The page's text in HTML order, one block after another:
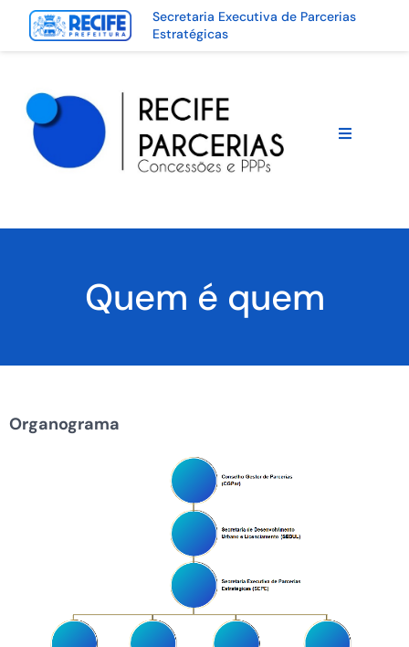
Secretaria Executiva de Parcerias
Estratégicas
Quem é quem
Organograma